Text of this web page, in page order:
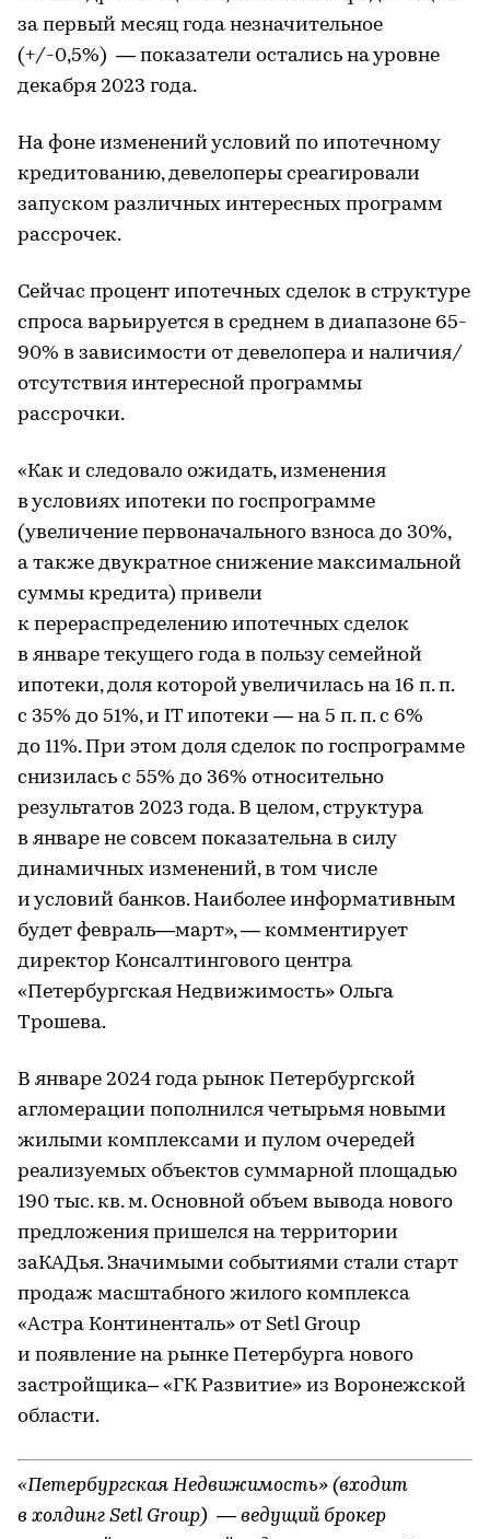
за первый месяц года незначительное
(+/-0,5%) — показатели остались на уровне
декабря 2023 года.
На фоне изменений условий по ипотечному
кредитованию, девелоперы среагировали
запуском различных интересных программ
рассрочек.
Сейчас процент ипотечных сделок в структуре
спроса варьируется в среднем в диапазоне 65-
90% в зависимости от девелопера и наличия/
отсутствия интересной программы
рассрочки.
«Как и следовало ожидать, изменения
в условиях ипотеки по госпрограмме
(увеличение первоначального взноса до 30%,
а также двукратное снижение максимальной
суммы кредита) привели
к перераспределению ипотечных сделок
в январе текущего года в пользу семейной
ипотеки, доля которой увеличилась на 16 п. п.
с 35% до 51%, и IT ипотеки — на 5 п. п. с 6%
до 11%. При этом доля сделок по госпрограмме
снизилась с 55% до 36% относительно
результатов 2023 года. В целом, структура
в январе не совсем показательна в силу
динамичных изменений, в том числе
и условий банков. Наиболее информативным
будет февраль—март», — комментирует
директор Консалтингового центра
«Петербургская Недвижимость» Ольга
Трошева.
В январе 2024 года рынок Петербургской
агломерации пополнился четырьмя новыми
жилыми комплексами и пулом очередей
реализуемых объектов суммарной площадью
190 тыс. кв. м. Основной объем вывода нового
предложения пришелся на территории
заКАДья. Значимыми событиями стали старт
продаж масштабного жилого комплекса
«Астра Континенталь» от Setl Group
и появление на рынке Петербурга нового
застройщика– «ГК Развитие» из Воронежской
области.
«Петербургская Недвижимость» (входит
в холдинг Setl Group) — ведущий брокер